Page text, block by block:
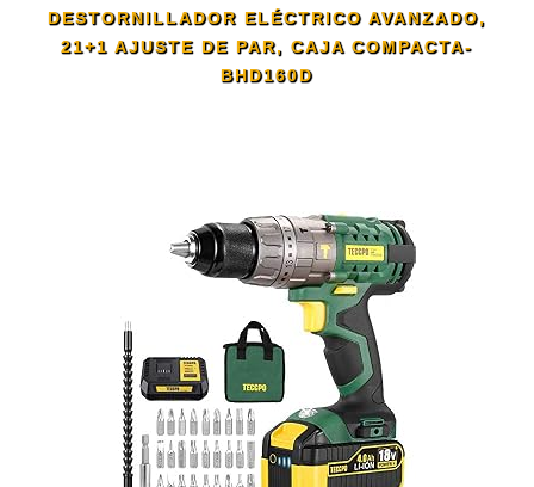
DESTORNILLADOR ELÉCTRICO AVANZADO,
21+1 AJUSTE DE PAR, CAJA COMPACTA-
BHD160D